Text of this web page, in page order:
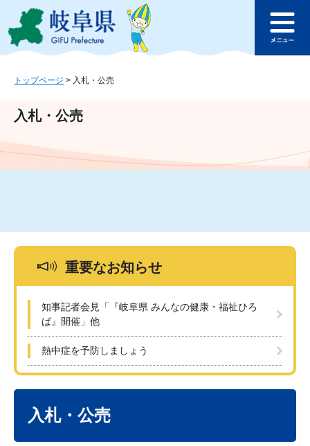
ジ
ュ
文
このページの本文へ
ュ
トップページ > 入札・公売
入札・公売
重要なお知らせ
知事記者会見「『岐阜県 みんなの健康・福祉ひろ
ば』開催」他
熱中症を予防しましょう
入札・公売